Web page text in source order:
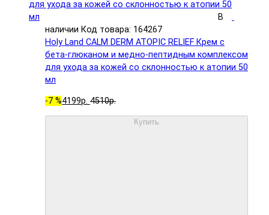
В
наличии Код товара: 164267
Holy Land CALM DERM ATOPIC RELIEF Крем с
бета-глюканом и медно-пептидным комплексом
для ухода за кожей со склонностью к атопии 50
мл
-7 %4199р. 4510р.
Купить